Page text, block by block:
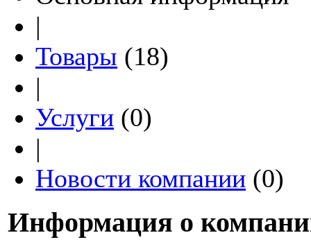
|
Товары (18)
|
Услуги (0)
|
Новости компании (0)
Информация о